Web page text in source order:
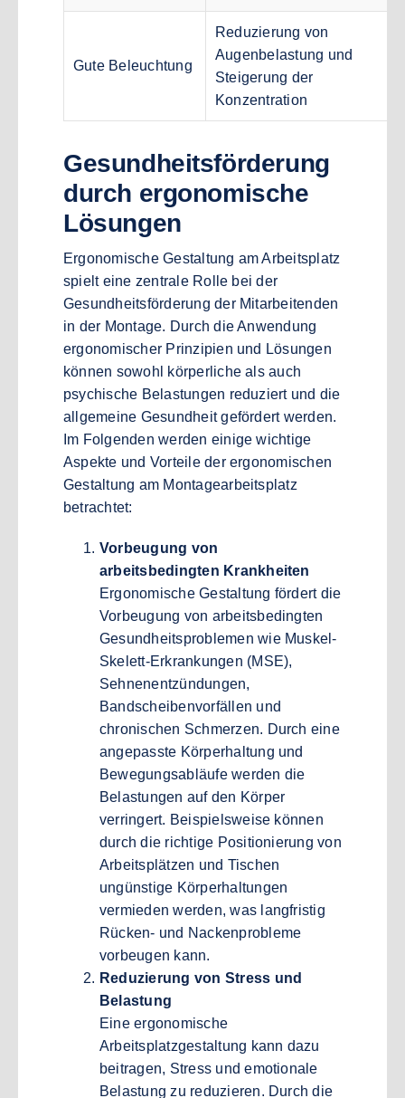
Gute Beleuchtung
Reduzierung von
Augenbelastung und
Steigerung der
Konzentration
Gesundheitsförderung
durch ergonomische
Lösungen
Ergonomische Gestaltung am Arbeitsplatz
spielt eine zentrale Rolle bei der
Gesundheitsförderung der Mitarbeitenden
in der Montage. Durch die Anwendung
ergonomischer Prinzipien und Lösungen
können sowohl körperliche als auch
psychische Belastungen reduziert und die
allgemeine Gesundheit gefördert werden.
Im Folgenden werden einige wichtige
Aspekte und Vorteile der ergonomischen
Gestaltung am Montagearbeitsplatz
betrachtet:
Vorbeugung von
arbeitsbedingten Krankheiten
Ergonomische Gestaltung fördert die
Vorbeugung von arbeitsbedingten
Gesundheitsproblemen wie Muskel-
Skelett-Erkrankungen (MSE),
Sehnenentzündungen,
Bandscheibenvorfällen und
chronischen Schmerzen. Durch eine
angepasste Körperhaltung und
Bewegungsabläufe werden die
Belastungen auf den Körper
verringert. Beispielsweise können
durch die richtige Positionierung von
Arbeitsplätzen und Tischen
ungünstige Körperhaltungen
vermieden werden, was langfristig
Rücken- und Nackenprobleme
vorbeugen kann.
Reduzierung von Stress und
Belastung
Eine ergonomische
Arbeitsplatzgestaltung kann dazu
beitragen, Stress und emotionale
Belastung zu reduzieren. Durch die